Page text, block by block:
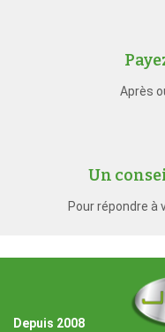
Après
Un
Pour répondre
Depuis 2008